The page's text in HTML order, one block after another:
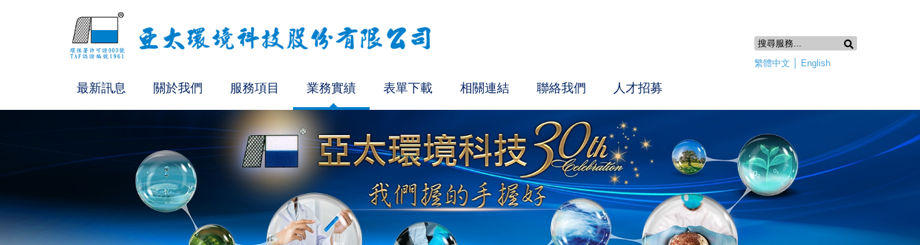
最新訊息 關於我們 服務項目 業務實績 表單下載 相關連結 聯絡我們 人才招募
繁體中文 English